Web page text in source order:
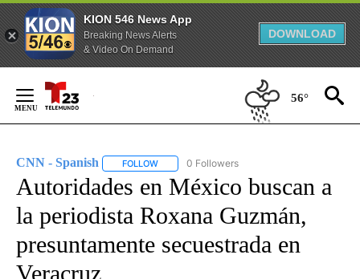
KION 546 News App
Breaking News Alerts
& Video On Demand
DOWNLOAD
Content
56°
CNN - Spanish FOLLOW FOLLOW "CNN - SPANISH" TO RECEIVE
0 Followers
Autoridades en México buscan a
la periodista Roxana Guzmán,
presuntamente secuestrada en
Veracruz